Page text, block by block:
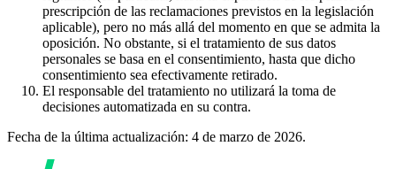
prescripción de las reclamaciones previstos en la legislación
aplicable), pero no más allá del momento en que se admita la
oposición. No obstante, si el tratamiento de sus datos
personales se basa en el consentimiento, hasta que dicho
consentimiento sea efectivamente retirado.
El responsable del tratamiento no utilizará la toma de
decisiones automatizada en su contra.
Fecha de la última actualización: 4 de marzo de 2026.